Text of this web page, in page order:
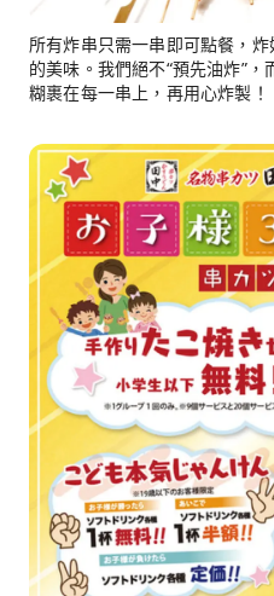
所有炸串只需一串即可點餐，
的美味。我們絕不“預先油炸”
糊裹在每一串上，再用心炸製！